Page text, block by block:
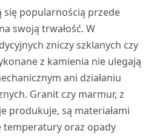
się popularnością przede
swoją trwałość. W
zniczy szklanych czy
z kamienia nie ulegają
ani działaniu
Granit czy marmur, z
produkuje, są materiałami
oraz opady